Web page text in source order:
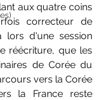
aux quatre coins
correcteur de
lors d'une session
réécriture, que les
de Corée du
vers la Corée
la France reste